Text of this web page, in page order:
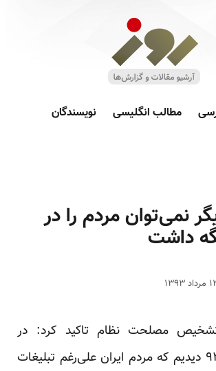
مطالب انگلیسی نویسندگان
نمی‌توان مردم را در
داشت
مصلحت نظام تاکید کرد: در
انتخابات سال ۹۲ دیدیم که مردم ایران علی‌رغم تبلیغات